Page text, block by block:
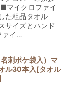
マイクロファイ
た粗品タオル
サイズとハンド
ァイ…
刺ポケ袋入）マ
ル30本入[タオル